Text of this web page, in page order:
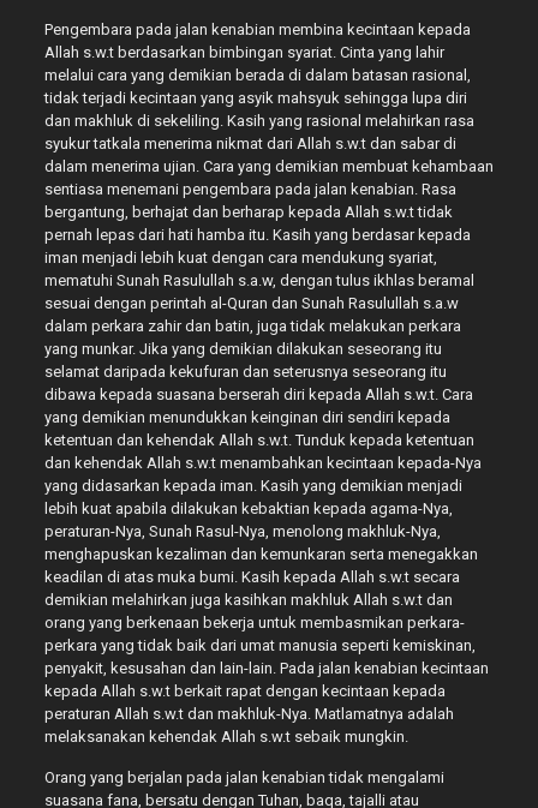
Pengembara pada jalan kenabian membina kecintaan kepada
Allah s.w.t berdasarkan bimbingan syariat. Cinta yang lahir
melalui cara yang demikian berada di dalam batasan rasional,
tidak terjadi kecintaan yang asyik mahsyuk sehingga lupa diri
dan makhluk di sekeliling. Kasih yang rasional melahirkan rasa
syukur tatkala menerima nikmat dari Allah s.w.t dan sabar di
dalam menerima ujian. Cara yang demikian membuat kehambaan
sentiasa menemani pengembara pada jalan kenabian. Rasa
bergantung, berhajat dan berharap kepada Allah s.w.t tidak
pernah lepas dari hati hamba itu. Kasih yang berdasar kepada
iman menjadi lebih kuat dengan cara mendukung syariat,
mematuhi Sunah Rasulullah s.a.w, dengan tulus ikhlas beramal
sesuai dengan perintah al-Quran dan Sunah Rasulullah s.a.w
dalam perkara zahir dan batin, juga tidak melakukan perkara
yang munkar. Jika yang demikian dilakukan seseorang itu
selamat daripada kekufuran dan seterusnya seseorang itu
dibawa kepada suasana berserah diri kepada Allah s.w.t. Cara
yang demikian menundukkan keinginan diri sendiri kepada
ketentuan dan kehendak Allah s.w.t. Tunduk kepada ketentuan
dan kehendak Allah s.w.t menambahkan kecintaan kepada-Nya
yang didasarkan kepada iman. Kasih yang demikian menjadi
lebih kuat apabila dilakukan kebaktian kepada agama-Nya,
peraturan-Nya, Sunah Rasul-Nya, menolong makhluk-Nya,
menghapuskan kezaliman dan kemunkaran serta menegakkan
keadilan di atas muka bumi. Kasih kepada Allah s.w.t secara
demikian melahirkan juga kasihkan makhluk Allah s.w.t dan
orang yang berkenaan bekerja untuk membasmikan perkara-
perkara yang tidak baik dari umat manusia seperti kemiskinan,
penyakit, kesusahan dan lain-lain. Pada jalan kenabian kecintaan
kepada Allah s.w.t berkait rapat dengan kecintaan kepada
peraturan Allah s.w.t dan makhluk-Nya. Matlamatnya adalah
melaksanakan kehendak Allah s.w.t sebaik mungkin.
Orang yang berjalan pada jalan kenabian tidak mengalami
suasana fana, bersatu dengan Tuhan, baqa, tajalli atau